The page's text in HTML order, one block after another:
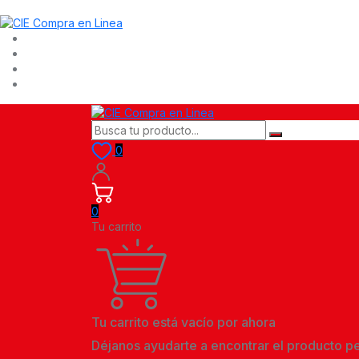
0
0
Tu carrito
Tu carrito está vacío por ahora
Déjanos ayudarte a encontrar el producto